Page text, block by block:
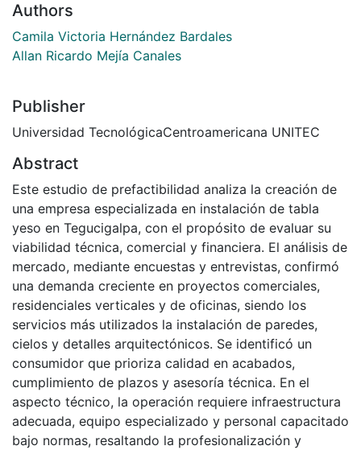
Authors
Camila Victoria Hernández Bardales
Allan Ricardo Mejía Canales
Publisher
Universidad TecnológicaCentroamericana UNITEC
Abstract
Este estudio de prefactibilidad analiza la creación de
una empresa especializada en instalación de tabla
yeso en Tegucigalpa, con el propósito de evaluar su
viabilidad técnica, comercial y financiera. El análisis de
mercado, mediante encuestas y entrevistas, confirmó
una demanda creciente en proyectos comerciales,
residenciales verticales y de oficinas, siendo los
servicios más utilizados la instalación de paredes,
cielos y detalles arquitectónicos. Se identificó un
consumidor que prioriza calidad en acabados,
cumplimiento de plazos y asesoría técnica. En el
aspecto técnico, la operación requiere infraestructura
adecuada, equipo especializado y personal capacitado
bajo normas, resaltando la profesionalización y